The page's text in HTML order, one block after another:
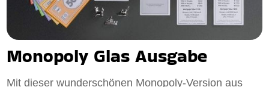
Monopoly Glas Ausgabe
Mit dieser wunderschönen Monopoly-Version aus